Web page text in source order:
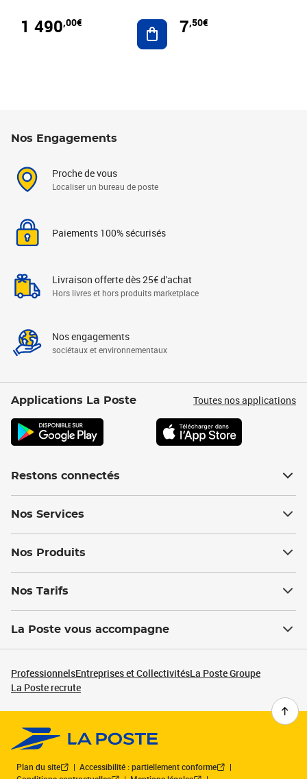
1 490,00€ Ajouter au panier
7,50€
Nos Engagements
Proche de vous
Localiser un bureau de poste
Paiements 100% sécurisés
Livraison offerte dès 25€ d'achat
Hors livres et hors produits marketplace
Nos engagements
sociétaux et environnementaux
Applications La Poste Toutes nos applications
Restons connectés
Nos Services
Nos Produits
Nos Tarifs
La Poste vous accompagne
ProfessionnelsEntreprises et CollectivitésLa Poste Groupe
La Poste recrute
Plan du site
Accessibilité : partiellement conforme